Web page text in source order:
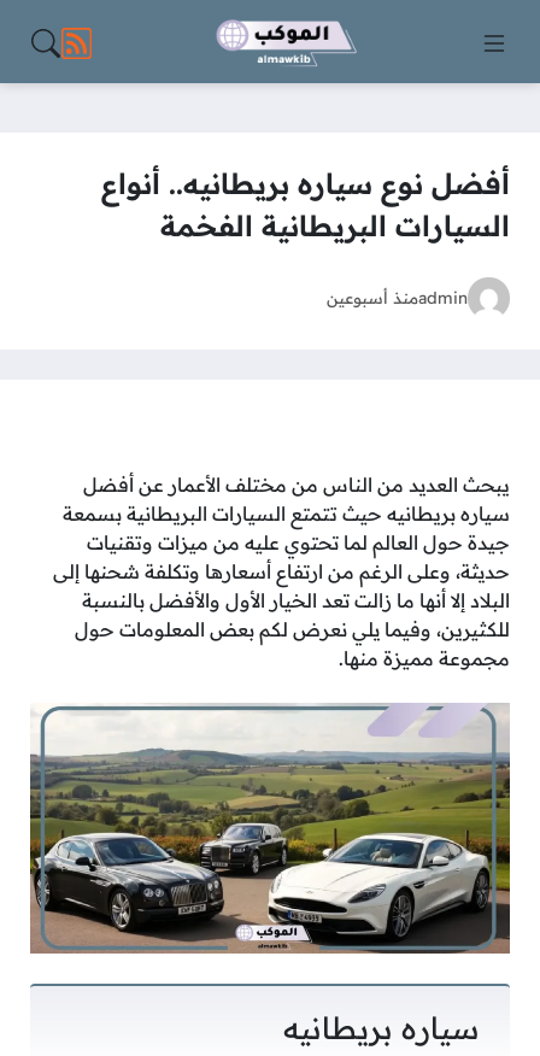
مواقع
أفضل نوع سياره بريطانيه.. أنواع
السيارات البريطانية الفخمة
adminمنذ أسبوعين
يبحث العديد من الناس من مختلف الأعمار عن أفضل
سياره بريطانيه حيث تتمتع السيارات البريطانية بسمعة
جيدة حول العالم لما تحتوي عليه من ميزات وتقنيات
حديثة، وعلى الرغم من ارتفاع أسعارها وتكلفة شحنها إلى
البلاد إلا أنها ما زالت تعد الخيار الأول والأفضل بالنسبة
للكثيرين، وفيما يلي نعرض لكم بعض المعلومات حول
مجموعة مميزة منها.
سياره بريطانيه